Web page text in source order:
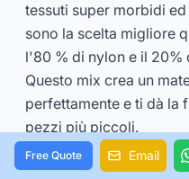
tessuti super morbidi
sono la scelta migliore
l'80 % di nylon e il 20%
Questo mix crea un
perfettamente e ti dà la
pezzi più piccoli.
Il peso leggero del
Free Quote Email